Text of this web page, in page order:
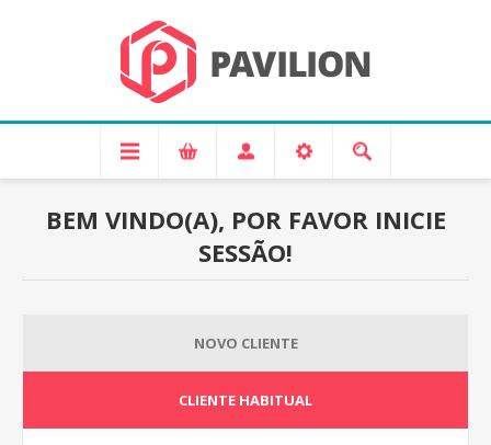
BEM VINDO(A), POR FAVOR INICIE
SESSÃO!
NOVO CLIENTE
CLIENTE HABITUAL